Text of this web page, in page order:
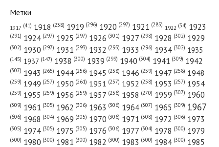
№ 50 от марта 1923 года — «Красный Север»
№ 225 от ноября 1951 года — «Красный Север»
Метки
1917 (41) 1918 (238) 1919 (296) 1920 (297) 1921 (285) 1922 (54) 1923
(291) 1924 (297) 1925 (297) 1926 (301) 1927 (298) 1928 (302) 1929
(302) 1930 (297) 1931 (293) 1932 (295) 1933 (296) 1934 (302) 1935
(145) 1937 (147) 1938 (300) 1939 (299) 1940 (304) 1941 (309) 1942
(307) 1943 (265) 1944 (256) 1945 (258) 1946 (259) 1947 (258) 1948
(259) 1949 (257) 1950 (261) 1951 (257) 1952 (258) 1953 (257) 1954
(259) 1955 (259) 1956 (259) 1957 (256) 1958 (270) 1959 (307) 1960
(309) 1961 (305) 1962 (306) 1963 (306) 1964 (307) 1965 (309) 1967
(606) 1968 (304) 1969 (305) 1970 (306) 1971 (308) 1972 (306) 1973
(305) 1974 (305) 1975 (305) 1976 (306) 1977 (304) 1978 (300) 1979
(300) 1980 (300) 1981 (300) 1982 (300) 1983 (300) 1984 (300) 1985